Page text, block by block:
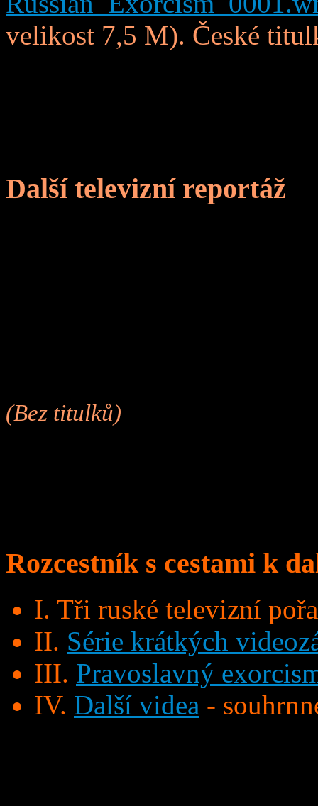
velikost 7,5 M). České
Další televizní reportáž
(Bez titulků)
Rozcestník s cestami k
I. Tři ruské televizní
II. Série krátkých
III. Pravoslavný
IV. Další videa -